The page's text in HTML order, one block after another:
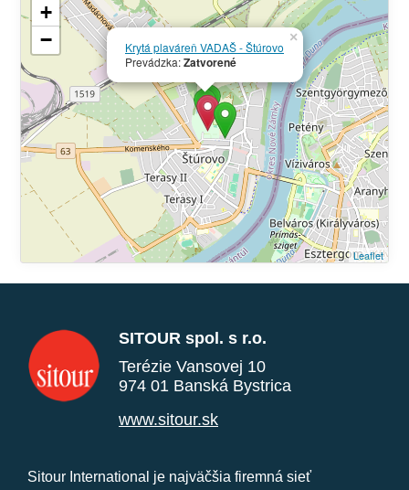
Krytá plaváreň VADAŠ - Štúrovo
Prevádzka:Zatvorené
×
+
−
Leaflet
SITOUR spol. s r.o.
Terézie Vansovej 10
974 01 Banská Bystrica
www.sitour.sk
Sitour International je najväčšia firemná sieť